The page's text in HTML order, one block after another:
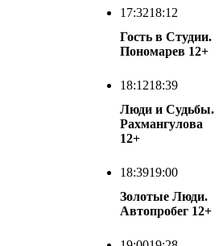
17:3218:12
Гость в Студии.
Пономарев 12+
18:1218:39
Люди и Судьбы.
Рахмангулова
12+
18:3919:00
Золотые Люди.
Автопробег 12+